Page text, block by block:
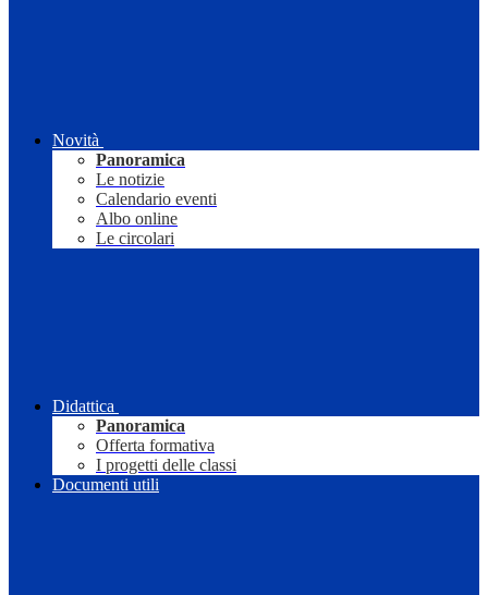
Novità
Panoramica
Le notizie
Calendario eventi
Albo online
Le circolari
Didattica
Panoramica
Offerta formativa
I progetti delle classi
Documenti utili